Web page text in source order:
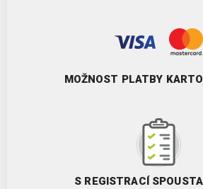
MOŽNOST PLATBY
S REGISTRACÍ